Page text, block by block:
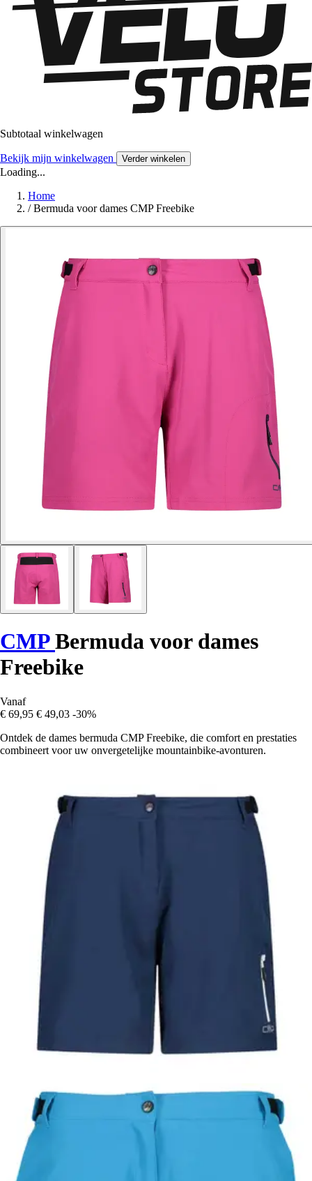
Subtotaal winkelwagen
Bekijk mijn winkelwagen Verder winkelen
Loading...
Home
/ Bermuda voor dames CMP Freebike
CMPBermuda voor dames
Freebike
Vanaf
€ 69,95 € 49,03 -30%
Ontdek de dames bermuda CMP Freebike, die comfort en prestaties
combineert voor uw onvergetelijke mountainbike-avonturen.